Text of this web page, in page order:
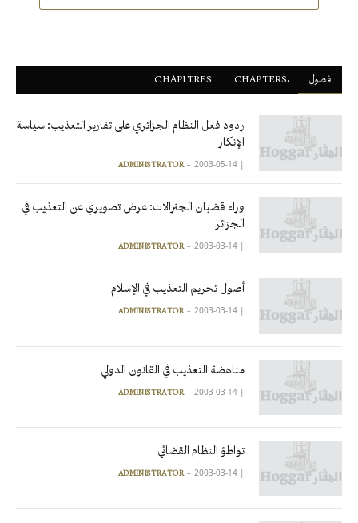
فصول CHAPITRES
ردود فعل النظام الجزائري على تقارير التعذيب: سياسة
الإنكار
|
ADMINISTRATOR 2003-05-14
وراء قضبان الجنرالات: عرض تصويري عن التعذيب في
الجزائر
|
ADMINISTRATOR 2003-03-14
أصول تحريم التعذيب في الإسلام
|
ADMINISTRATOR 2003-03-14
مناهضة التعذيب في القانون الدولي
|
ADMINISTRATOR 2003-03-14
تواطؤ النظام القضائي
|
ADMINISTRATOR 2003-03-14